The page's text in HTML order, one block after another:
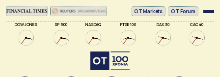
DOW JONES SP 500 NASDAQ FTSE 100 DAX 30 CAC 40
ΟΤ Markets OT Forum